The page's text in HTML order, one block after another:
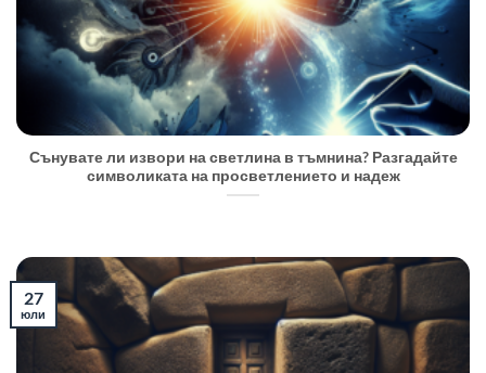
Сънувате ли извори на светлина в тъмнина? Разгадайте
символиката на просветлението и надеж
27
юли